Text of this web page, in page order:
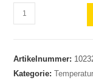
Artikelnummer:
Kategorie: